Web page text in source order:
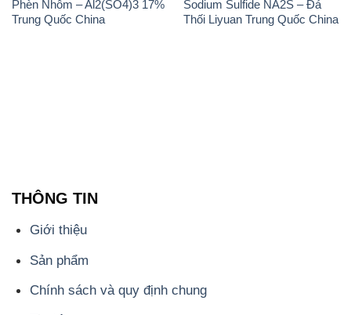
Chính sách và quy định chung
Tin tức
Liên hệ